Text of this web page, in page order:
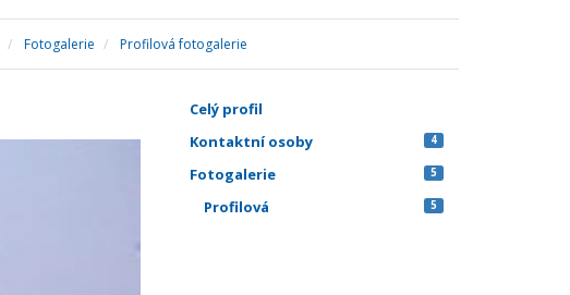
Fotogalerie Profilová fotogalerie
Celý profil
Kontaktní osoby
4
Fotogalerie 5
Profilová 5